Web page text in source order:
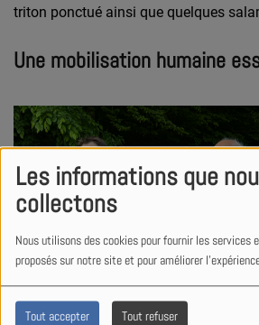
Les informations que
collectons
Nous utilisons des cookies pour fournir les services
proposés sur notre site et pour améliorer
Tout accepter Tout refuser
triton ponctué ainsi que quelques
Une mobilisation humaine